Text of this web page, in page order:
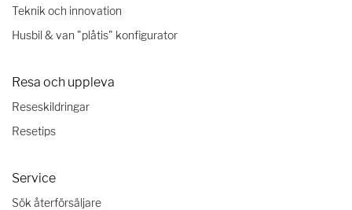
Teknik och innovation
Husbil & van "plåtis" konfigurator
Resa och uppleva
Reseskildringar
Resetips
Service
Sök återförsäljare